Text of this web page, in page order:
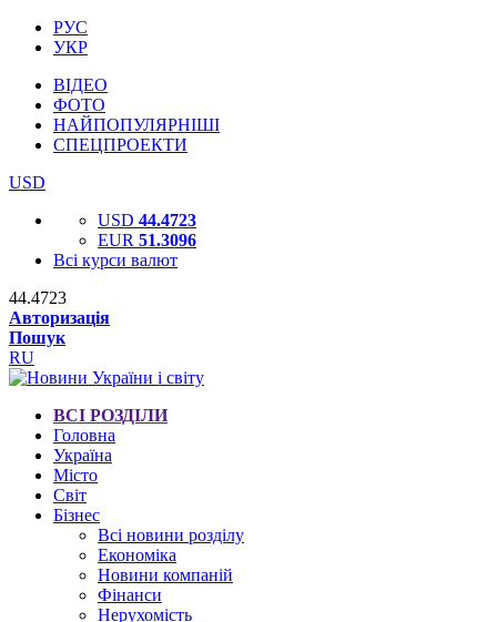
РУС
УКР
ВІДЕО
ФОТО
НАЙПОПУЛЯРНІШІ
СПЕЦПРОЕКТИ
USD
USD 44.4723
EUR 51.3096
Всі курси валют
44.4723
Авторизація
Пошук
RU
ВСІ РОЗДІЛИ
Головна
Україна
Місто
Світ
Бізнес
Всі новини розділу
Економіка
Новини компаній
Фінанси
Нерухомість